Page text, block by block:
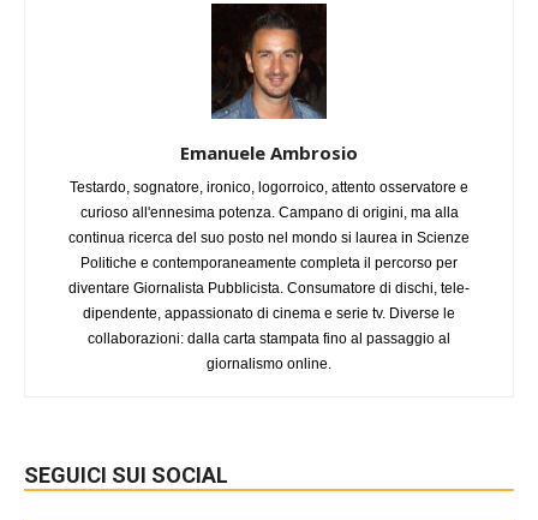
Emanuele Ambrosio
Testardo, sognatore, ironico, logorroico, attento osservatore e
curioso all'ennesima potenza. Campano di origini, ma alla
continua ricerca del suo posto nel mondo si laurea in Scienze
Politiche e contemporaneamente completa il percorso per
diventare Giornalista Pubblicista. Consumatore di dischi, tele-
dipendente, appassionato di cinema e serie tv. Diverse le
collaborazioni: dalla carta stampata fino al passaggio al
giornalismo online.
SEGUICI SUI SOCIAL